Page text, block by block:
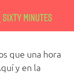
que una hora
y en la